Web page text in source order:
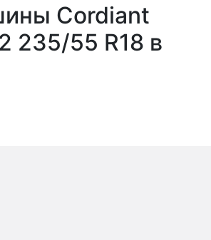
Cordiant
235/55 R18 в